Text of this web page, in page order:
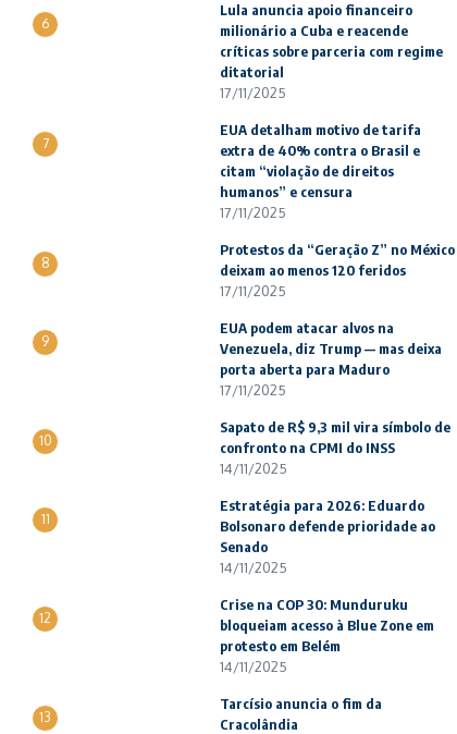
6
Lula anuncia apoio financeiro
milionário a Cuba e reacende
críticas sobre parceria com regime
ditatorial
17/11/2025
7
EUA detalham motivo de tarifa
extra de 40% contra o Brasil e
citam “violação de direitos
humanos” e censura
17/11/2025
8
Protestos da “Geração Z” no México
deixam ao menos 120 feridos
17/11/2025
9
EUA podem atacar alvos na
Venezuela, diz Trump — mas deixa
porta aberta para Maduro
17/11/2025
10
Sapato de R$ 9,3 mil vira símbolo de
confronto na CPMI do INSS
14/11/2025
11
Estratégia para 2026: Eduardo
Bolsonaro defende prioridade ao
Senado
14/11/2025
12
Crise na COP 30: Munduruku
bloqueiam acesso à Blue Zone em
protesto em Belém
14/11/2025
13
Tarcísio anuncia o fim da
Cracolândia